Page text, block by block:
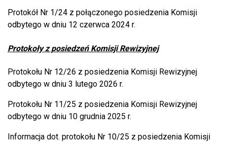
Protokół Nr 1/24 z połączonego posiedzenia Komisji
odbytego w dniu 12 czerwca 2024 r.
Protokoły z posiedzeń Komisji Rewizyjnej
Protokołu Nr 12/26 z posiedzenia Komisji Rewizyjnej
odbytego w dniu 3 lutego 2026 r.
Protokołu Nr 11/25 z posiedzenia Komisji Rewizyjnej
odbytego w dniu 10 grudnia 2025 r.
Informacja dot. protokołu Nr 10/25 z posiedzenia Komisji